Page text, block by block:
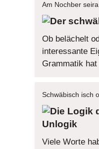
Am Nochber
Ob belächelt
interessante
Grammatik
Schwäbisch isch
Unlogik
Viele Worte